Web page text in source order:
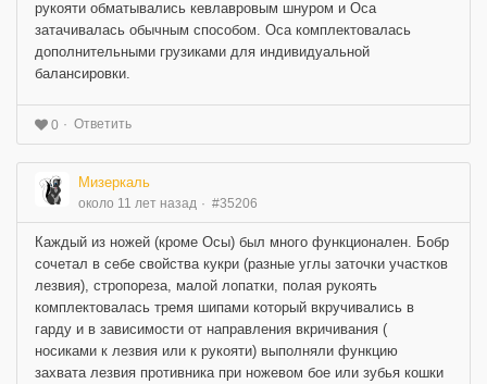
рукояти обматывались кевлавровым шнуром и Оса
затачивалась обычным способом. Оса комплектовалась
дополнительными грузиками для индивидуальной
балансировки.
0 Ответить
Мизеркаль
около 11 лет назад #35206
Каждый из ножей (кроме Осы) был много функционален. Бобр
сочетал в себе свойства кукри (разные углы заточки участков
лезвия), стропореза, малой лопатки, полая рукоять
комплектовалась тремя шипами который вкручивались в
гарду и в зависимости от направления вкричивания (
носиками к лезвия или к рукояти) выполняли функцию
захвата лезвия противника при ножевом бое или зубья кошки